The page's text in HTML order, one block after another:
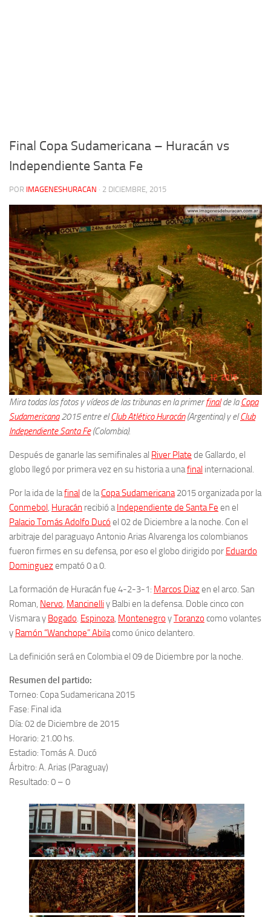
Final Copa Sudamericana – Huracán vs
Independiente Santa Fe
POR IMAGENESHURACAN · 2 DICIEMBRE, 2015
Mira todas las fotos y vídeos de las tribunas en la primerfinalde laCopa
Sudamericana2015 entre elClub Atlético Huracán(Argentina) y elClub
Independiente Santa Fe(Colombia).
Después de ganarle las semifinales al River Plate de Gallardo, el
globo llegó por primera vez en su historia a unafinal internacional.
Por la ida de lafinalde la Copa Sudamericana 2015 organizada por la
Conmebol Huracán recibió a Independiente de Santa Fe en el
Palacio Tomás Adolfo Ducó el 02 de Diciembre a la noche. Con el
arbitraje del paraguayo Antonio Arias Alvarenga los colombianos
fueron firmes en su defensa, por eso el globo dirigido por Eduardo
Dominguezempató 0 a 0.
La formación de Huracán fue 4-2-3-1: Marcos Diazen el arco. San
Roman, Nervo Mancinelli y Balbi en la defensa. Doble cinco con
Vismara y Bogado Espinoza Montenegro yToranzo como volantes
y Ramón “Wanchope” Abilacomo único delantero.
La definición será en Colombia el 09 de Diciembre por la noche.
Resumen del partido:
Torneo: Copa Sudamericana 2015
Fase: Final ida
Día: 02 de Diciembre de 2015
Horario: 21.00 hs.
Estadio: Tomás A. Ducó
Árbitro: A. Arias (Paraguay)
Resultado: 0 – 0